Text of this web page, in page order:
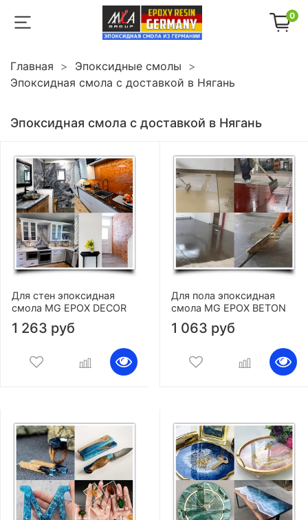
0
Главная
Эпоксидные смолы
Эпоксидная смола с доставкой в Нягань
Эпоксидная смола с доставкой в Нягань
Для стен эпоксидная
смола MG EPOX DECOR
1 263 руб
Для пола эпоксидная
смола MG EPOX BETON
1 063 руб